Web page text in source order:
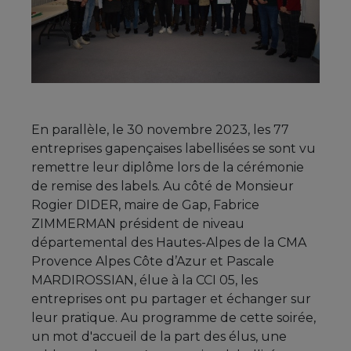
En parallèle, le 30 novembre 2023, les 77
entreprises gapençaises labellisées se sont vu
remettre leur diplôme lors de la cérémonie
de remise des labels. Au côté de Monsieur
Rogier DIDER, maire de Gap, Fabrice
ZIMMERMAN président de niveau
départemental des Hautes-Alpes de la CMA
Provence Alpes Côte d’Azur et Pascale
MARDIROSSIAN, élue à la CCI 05, les
entreprises ont pu partager et échanger sur
leur pratique. Au programme de cette soirée,
un mot d'accueil de la part des élus, une